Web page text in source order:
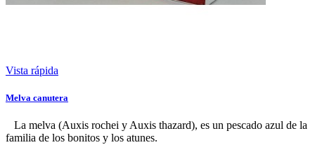
Vista rápida
Melva canutera
La melva (Auxis rochei y Auxis thazard), es un pescado azul de la
familia de los bonitos y los atunes.